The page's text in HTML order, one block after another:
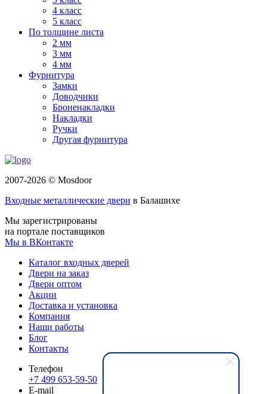
4 класс
5 класс
По толщине листа
2 мм
3 мм
4 мм
Фурнитура
Замки
Доводчики
Броненакладки
Накладки
Ручки
Другая фурнитура
2007-2026 © Mosdoor
Входные металлические двери в Балашихе
Мы зарегистрированы
на портале поставщиков
Мы в ВКонтакте
Каталог входных дверей
Двери на заказ
Двери оптом
Акции
Доставка и установка
Компания
Наши работы
Блог
Контакты
Телефон
+7 499 653-59-50
E-mail